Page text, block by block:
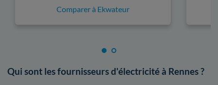
Comparer à Ekwateur
Qui sont les fournisseurs d'électricité à Rennes ?